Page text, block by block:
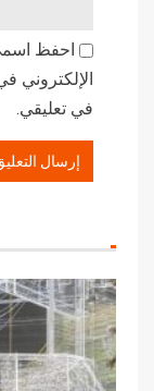
احفظ
الإلكتروني
في تعليقي.